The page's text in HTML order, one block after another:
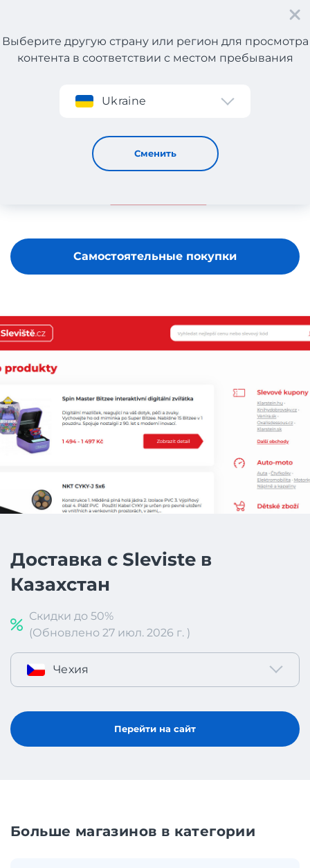
Регистрация
Выберите другую страну или регион для просмотра
контента в соответствии с местом пребывания
Ukraine
Сменить
Sleviste
Самостоятельные покупки
Доставка с Sleviste в
Казахстан
Скидки до 50%
(Обновлено 27 июл. 2026 г. )
Чехия
Перейти на сайт
Больше магазинов в категории